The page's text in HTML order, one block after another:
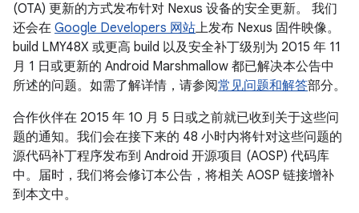
(OTA) 更新的方式发布针对 Nexus 设备的安全更新。 我们
还会在 Google Developers 网站上发布 Nexus 固件映像。
build LMY48X 或更高 build 以及安全补丁级别为 2015 年 11
月 1 日或更新的 Android Marshmallow 都已解决本公告中
所述的问题。如需了解详情，请参阅常见问题和解答部分。
合作伙伴在 2015 年 10 月 5 日或之前就已收到关于这些问
题的通知。我们会在接下来的 48 小时内将针对这些问题的
源代码补丁程序发布到 Android 开源项目 (AOSP) 代码库
中。届时，我们将会修订本公告，将相关 AOSP 链接增补
到本文中。